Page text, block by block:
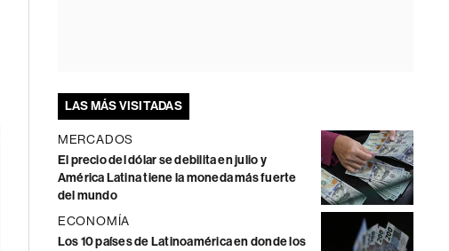
LAS MÁS VISITADAS
MERCADOS
El precio del dólar se debilita en julio y
América Latina tiene la moneda más fuerte
del mundo
ECONOMÍA
Los 10 países de Latinoamérica en donde los